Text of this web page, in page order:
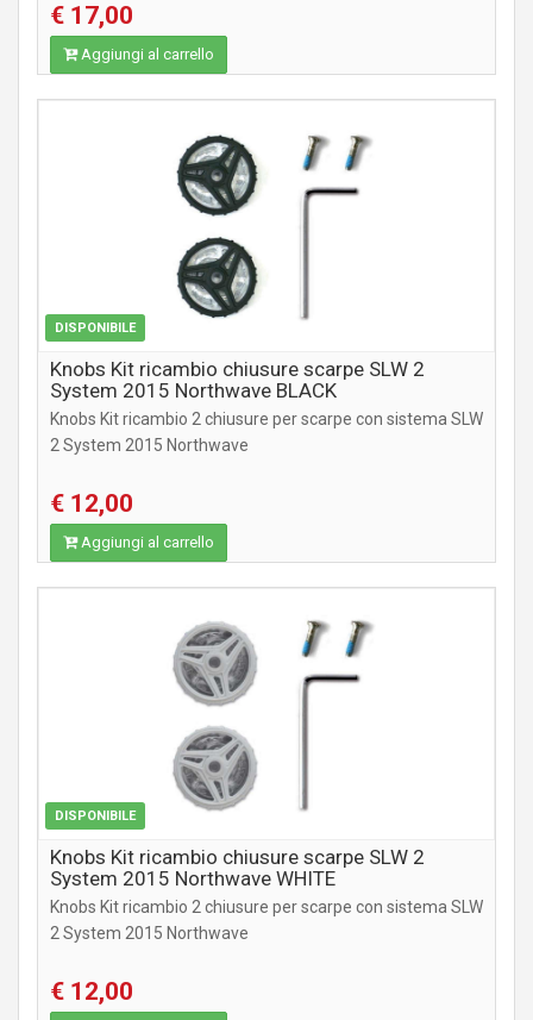
€ 17,00
Aggiungi al carrello
DISPONIBILE
Knobs Kit ricambio chiusure scarpe SLW 2
System 2015 Northwave BLACK
Knobs Kit ricambio 2 chiusure per scarpe con sistema SLW
2 System 2015 Northwave
€ 12,00
Aggiungi al carrello
DISPONIBILE
Knobs Kit ricambio chiusure scarpe SLW 2
System 2015 Northwave WHITE
Knobs Kit ricambio 2 chiusure per scarpe con sistema SLW
2 System 2015 Northwave
€ 12,00